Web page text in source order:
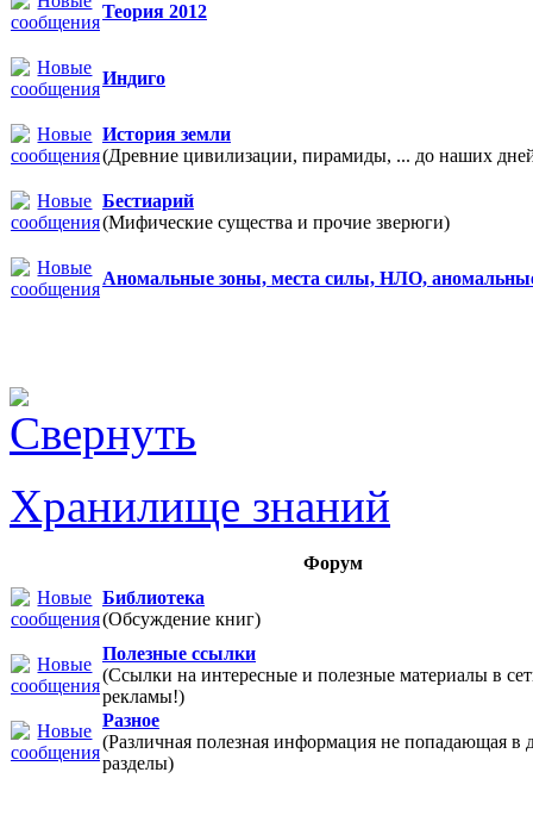
Теория 2012
Индиго
История земли
(Древние цивилизации, пирамиды, ... до наших
Бестиарий
(Мифические существа и прочие зверюги)
Аномальные зоны, места силы, НЛО,
Хранилище знаний
Форум
Библиотека
(Обсуждение книг)
Полезные ссылки
(Ссылки на интересные и полезные материалы в
рекламы!)
Разное
(Различная полезная информация не попадающая в
разделы)